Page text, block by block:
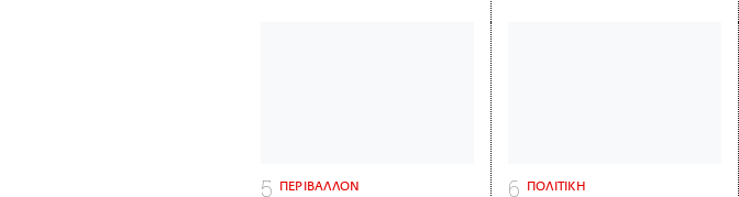
ΠΕΡΙΒΑΛΛΟΝ ΠΟΛΙΤΙΚΗ